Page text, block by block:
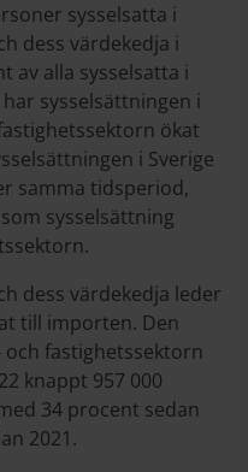
sysselsatta i
dess värdekedja i
av alla sysselsatta i
sysselsättningen i
ökat
i Sverige
samma tidsperiod,
sysselsättning
dess värdekedja leder
till importen. Den
fastighetssektorn
knappt 957 000
34 procent sedan
2021.